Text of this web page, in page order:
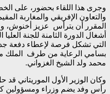
وجرى هذا اللقاء بحضور، على
والتعاون الإفريقي والمغاربة
المقرر أن يترأس عزيز أخنوش،
أشغال الدورة الثامنة للجنة
التي تشكل فرصة لإعطاء دفعة
بسامي الرعاية من طرف الملك
محمد ولد الشيخ الغزواني.
وكان الوزير الأول الموريتاني
رأس وفد يضم وزراء ومسؤولين